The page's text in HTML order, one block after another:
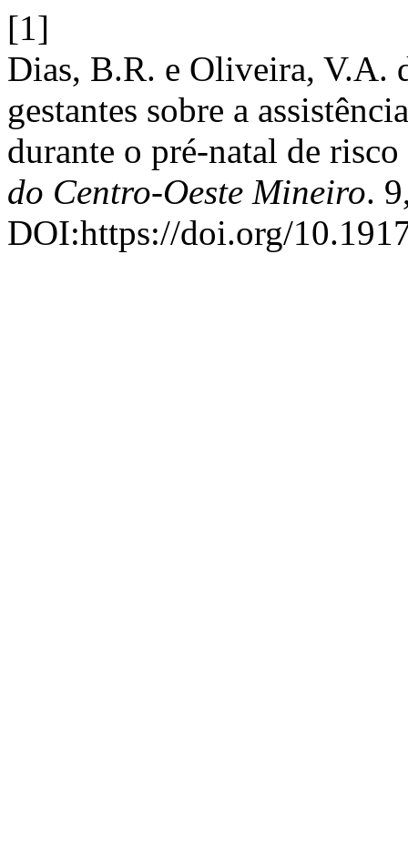
[1]
Dias, B.R. e Oliveira, V.A.
gestantes sobre a
durante o pré-natal de
do Centro-Oeste Mineiro.
DOI:https://doi.org/